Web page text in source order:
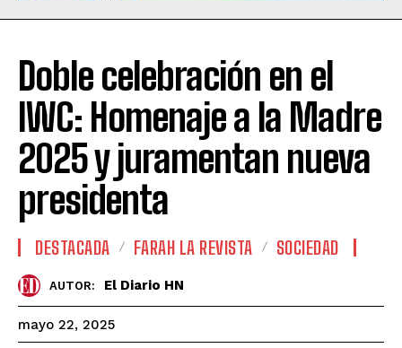
Doble celebración en el
IWC: Homenaje a la Madre
2025 y juramentan nueva
presidenta
DESTACADA FARAH LA REVISTA SOCIEDAD
AUTOR: El Diario HN
mayo 22, 2025